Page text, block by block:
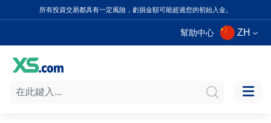
所有投資交易都具有一定風險，虧損金額可能超過您的初始入金。
幫助中心 ZH